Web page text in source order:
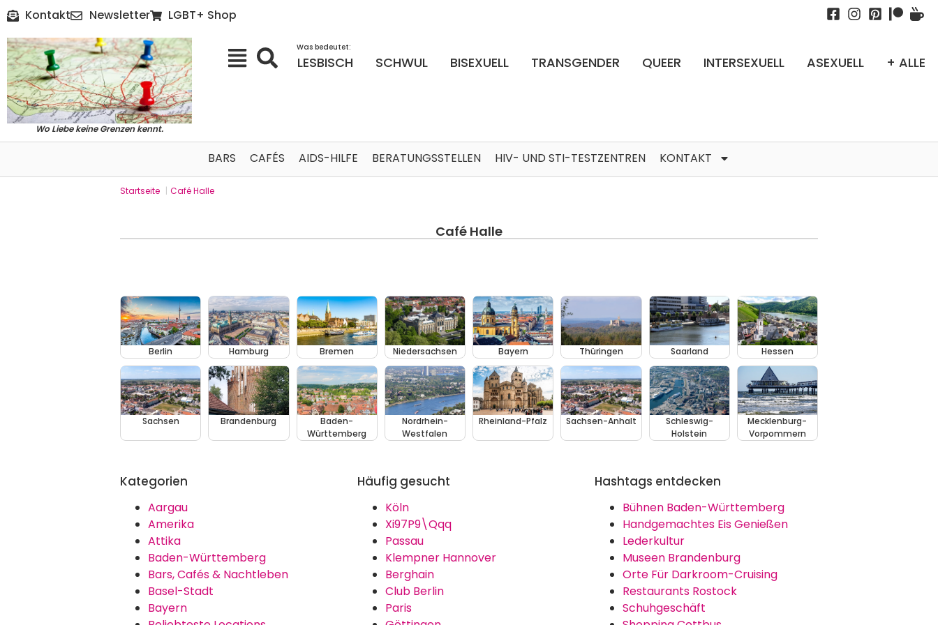
Kontakt Newsletter LGBT+ Shop
Wo Liebe keine Grenzen kennt.
Was bedeutet:
LESBISCH SCHWUL BISEXUELL TRANSGENDER QUEER INTERSEXUELL ASEXUELL + ALLE
BARS CAFÉS AIDS-HILFE BERATUNGSSTELLEN HIV- UND STI-TESTZENTREN KONTAKT
Startseite | Café Halle
Café Halle
Berlin Hamburg Bremen Niedersachsen Bayern Thüringen Saarland Hessen
Sachsen Brandenburg
Baden-
Württemberg
Nordrhein-
Westfalen
Rheinland-Pfalz Sachsen-Anhalt
Schleswig-
Holstein
Mecklenburg-
Vorpommern
Kategorien
Aargau
Amerika
Attika
Baden-Württemberg
Bars, Cafés & Nachtleben
Basel-Stadt
Bayern
Häufig gesucht
Köln
Xi97P9\Qqq
Passau
Klempner Hannover
Berghain
Club Berlin
Paris
Hashtags entdecken
Bühnen Baden-Württemberg
Handgemachtes Eis Genießen
Lederkultur
Museen Brandenburg
Orte Für Darkroom-Cruising
Restaurants Rostock
Schuhgeschäft